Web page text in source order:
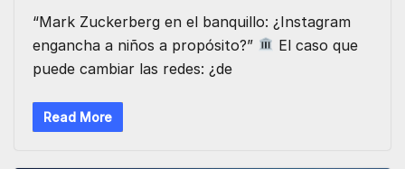
“Mark Zuckerberg en el banquillo: ¿Instagram
engancha a niños a propósito?”
El caso que
puede cambiar las redes: ¿de
Read More